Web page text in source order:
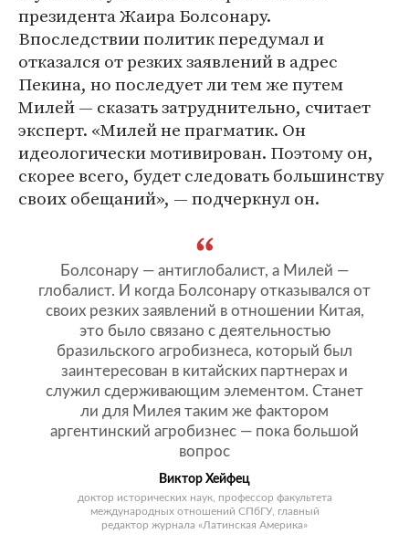
президента Жаира Болсонару.
Впоследствии политик передумал и
отказался от резких заявлений в адрес
Пекина, но последует ли тем же путем
Милей — сказать затруднительно, считает
эксперт. «Милей не прагматик. Он
идеологически мотивирован. Поэтому он,
скорее всего, будет следовать большинству
своих обещаний», — подчеркнул он.
Болсонару — антиглобалист, а Милей —
глобалист. И когда Болсонару отказывался от
своих резких заявлений в отношении Китая,
это было связано с деятельностью
бразильского агробизнеса, который был
заинтересован в китайских партнерах и
служил сдерживающим элементом. Станет
ли для Милея таким же фактором
аргентинский агробизнес — пока большой
вопрос
Виктор Хейфец
доктор исторических наук, профессор факультета
международных отношений СПбГУ, главный
редактор журнала «Латинская Америка»